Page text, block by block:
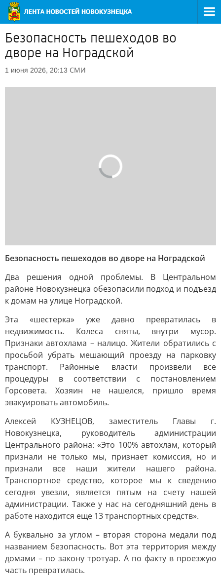
Безопасность пешеходов во
дворе на Ноградской
1 июня 2026, 20:13 СМИ
Безопасность пешеходов во дворе на Ноградской
Два решения одной проблемы. В Центральном
районе Новокузнецка обезопасили подход и подъезд
к домам на улице Ноградской.
Эта «шестерка» уже давно превратилась в
недвижимость. Колеса сняты, внутри мусор.
Признаки автохлама – налицо. Жители обратились с
просьбой убрать мешающий проезду на парковку
транспорт. Районные власти произвели все
процедуры в соответствии с постановлением
Горсовета. Хозяин не нашелся, пришло время
эвакуировать автомобиль.
Алексей КУЗНЕЦОВ, заместитель Главы г.
Новокузнецка, руководитель администрации
Центрального района: «Это 100% автохлам, который
признали не только мы, признает комиссия, но и
признали все наши жители нашего района.
Транспортное средство, которое мы к сведению
сегодня увезли, является пятым на счету нашей
администрации. Также у нас на сегодняшний день в
работе находится еще 13 транспортных средств».
А буквально за углом – вторая сторона медали под
названием безопасность. Вот эта территория между
домами – по закону тротуар. А по факту в проезжую
часть превратилась.